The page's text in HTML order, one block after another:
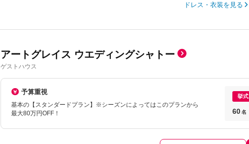
ドレス・衣装を見る
アートグレイス ウエディングシャトー
ゲストハウス
予算重視
基本の【スタンダードプラン】※シーズンによってはこのプランから
最大80万円OFF！
挙式
60名